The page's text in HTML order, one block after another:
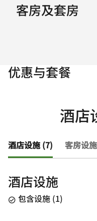
客房及套房
优惠与套餐
酒店
酒店设施 (7) 客房设
酒店设施
包含设施 (1)